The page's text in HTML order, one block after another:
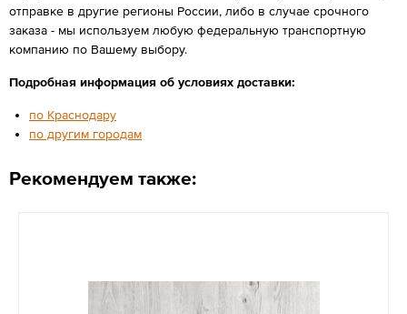
отправке в другие регионы России, либо в случае срочного
заказа - мы используем любую федеральную транспортную
компанию по Вашему выбору.
Подробная информация об условиях доставки:
по Краснодару
по другим городам
Рекомендуем также: